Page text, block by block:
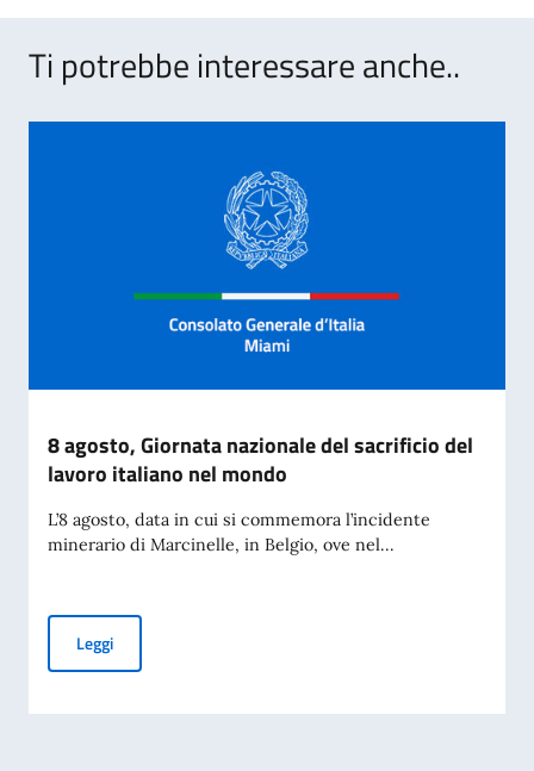
Ti potrebbe interessare anche..
8 agosto, Giornata nazionale del sacrificio del
lavoro italiano nel mondo
L’8 agosto, data in cui si commemora l’incidente
minerario di Marcinelle, in Belgio, ove nel...
Leggi8 agosto, Giornata nazionale del sacrificio del lavoro